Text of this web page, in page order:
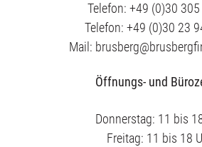
Telefon: +49 (0)30
Telefon: +49 (0)30 23
Mail:
Öffnungs- und
Donnerstag: 11 bis
Freitag: 11 bis 18